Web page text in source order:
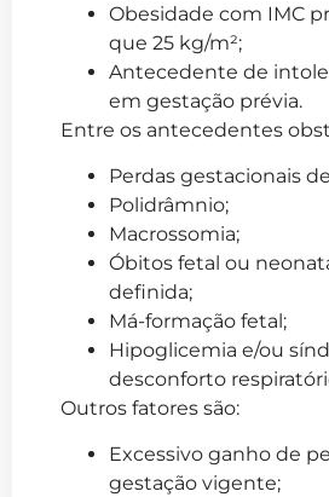
Obesidade com IMC
que 25 kg/m²;
Antecedente de
em gestação prévia.
Entre os antecedentes
Perdas gestacionais
Polidrâmnio;
Macrossomia;
Óbitos fetal ou
definida;
Má-formação fetal;
Hipoglicemia e/ou
desconforto
Outros fatores são:
Excessivo ganho de
gestação vigente;